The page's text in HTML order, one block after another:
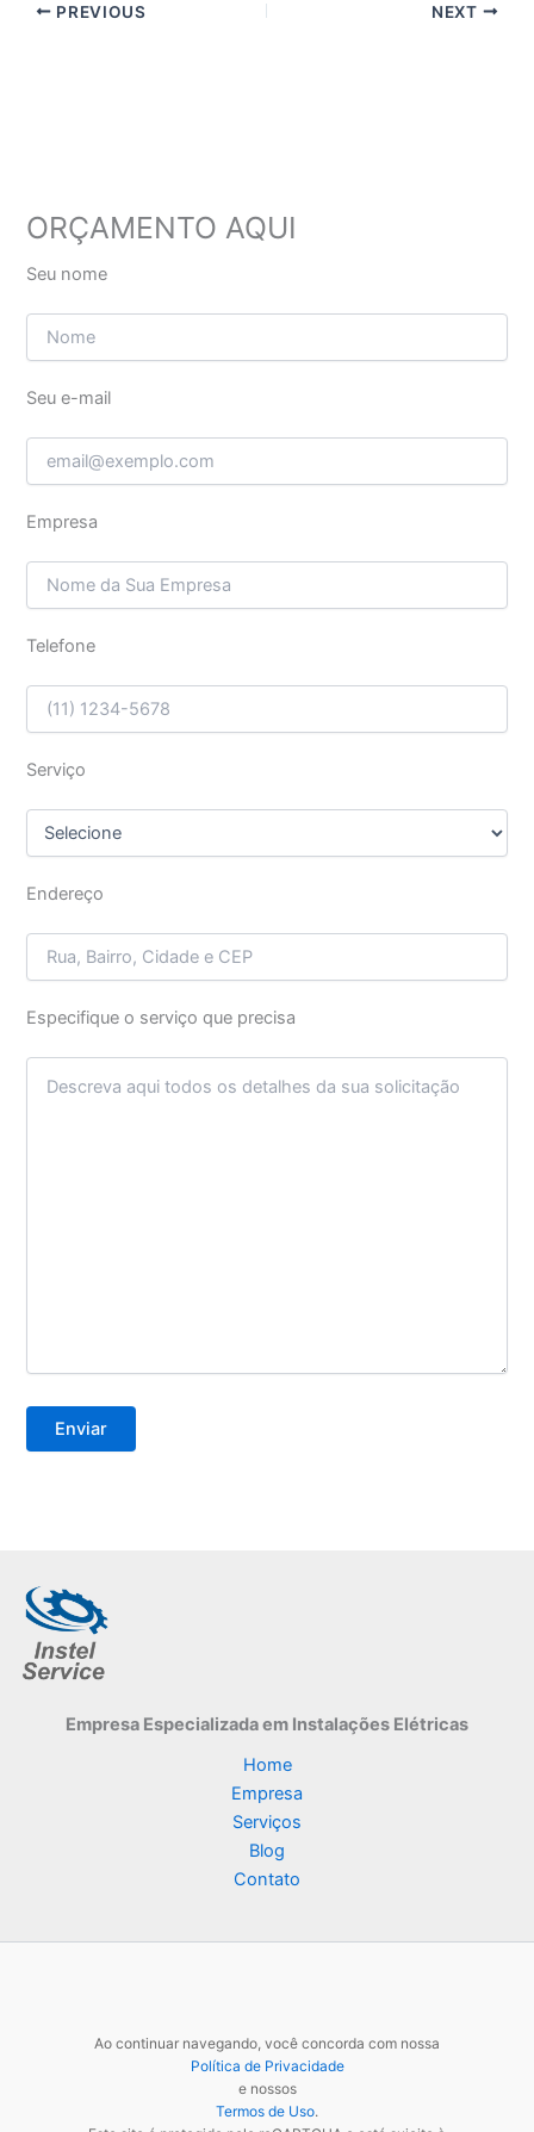
PREVIOUS NEXT
ORÇAMENTO AQUI
Seu nome
Seu e-mail
Empresa
Telefone
Serviço
Endereço
Especifique o serviço que precisa
Empresa Especializadaem Instalações Elétricas
Home
Empresa
Serviços
Blog
Contato
Ao continuar navegando, você concorda com nossa
Política de Privacidade
e nossos
Termos de Uso.